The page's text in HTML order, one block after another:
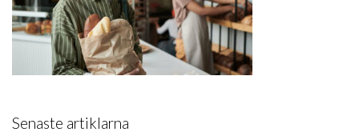
Senaste artiklarna